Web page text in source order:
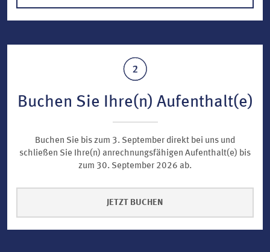
Buchen Sie Ihre(n) Aufenthalt(e)
Buchen Sie bis zum 3. September direkt bei uns und
schließen Sie Ihre(n) anrechnungsfähigen Aufenthalt(e) bis
zum 30. September 2026 ab.
JETZT BUCHEN